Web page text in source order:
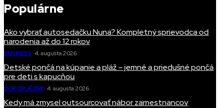
Populárne
Ako vybrať autosedačku Nuna? Kompletný sprievodca od
narodenia až do 12 rokov
BUSINESS 4. augusta 2026
Detské pončá na kúpanie a pláž – jemné a priedušné pončá
pre deti s kapucňou
DOPORUČENÉ 4. augusta 2026
Kedy má zmysel outsourcovať nábor zamestnancov